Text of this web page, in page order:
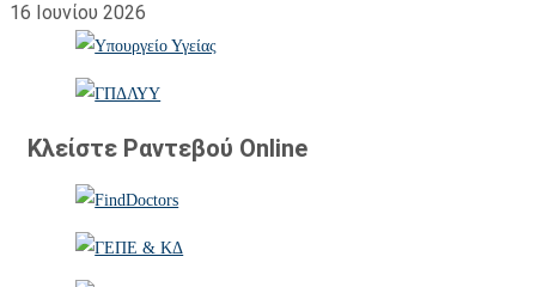
16 Ιουνίου 2026
Κλείστε Ραντεβού Online